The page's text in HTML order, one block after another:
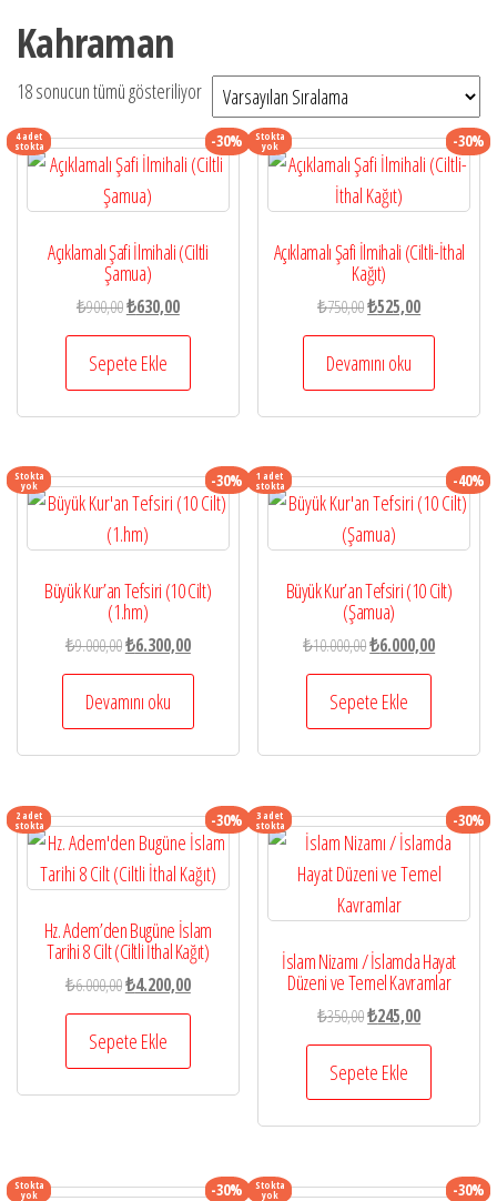
Kahraman
18 sonucun tümü gösteriliyor
4 adet
stokta -30%
Açıklamalı Şafi İlmihali (Ciltli
Şamua)
₺900,00Orijinal
fiyat:
₺900,00.
₺630,00Şu
andaki
₺630,00.
Sepete Ekle
Stokta
yok -30%
Açıklamalı Şafi İlmihali (Ciltli-İthal
Kağıt)
₺750,00Orijinal
fiyat:
₺750,00.
₺525,00Şu
andaki
₺525,00.
Devamını oku
Stokta
yok -30%
Büyük Kur’an Tefsiri (10 Cilt)
(1.hm)
₺9.000,00Orijinal
fiyat:
₺9.000,00.
₺6.300,00Şu
andaki
₺6.300,00.
Devamını oku
1 adet
stokta -40%
Büyük Kur’an Tefsiri (10 Cilt)
(Şamua)
₺10.000,00Orijinal
fiyat:
₺10.000,00.
₺6.000,00Şu
Sepete Ekle
2 adet
stokta -30%
Hz. Adem’den Bugüne İslam
Tarihi 8 Cilt (Ciltli İthal Kağıt)
₺6.000,00Orijinal
fiyat:
₺6.000,00.
₺4.200,00Şu
andaki
₺4.200,00.
Sepete Ekle
3 adet
stokta -30%
İslam Nizamı / İslamda Hayat
Düzeni ve Temel Kavramlar
₺350,00Orijinal
fiyat:
₺350,00.
₺245,00Şu
andaki
₺245,00.
Sepete Ekle
Stokta
yok -30% Stokta
yok -30%